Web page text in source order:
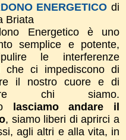
ENERGETICO di
Briata
Energetico è uno
semplice e potente,
le interferenze
che ci impediscono di
il nostro cuore e di
chi siamo.
lasciamo andare il
, siamo liberi di aprirci a
agli altri e alla vita, in